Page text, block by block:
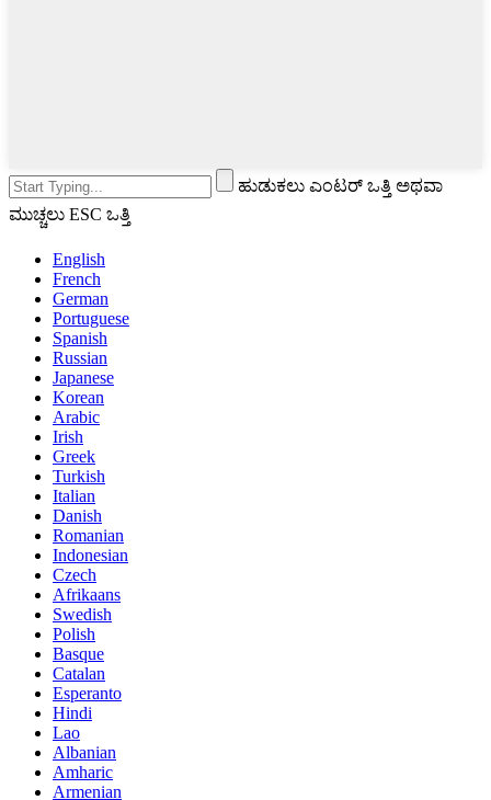
ಹುಡುಕಲು ಎಂಟರ್ ಒತ್ತಿ ಅಥವಾ
ಮುಚ್ಚಲು ESC ಒತ್ತಿ
English
French
German
Portuguese
Spanish
Russian
Japanese
Korean
Arabic
Irish
Greek
Turkish
Italian
Danish
Romanian
Indonesian
Czech
Afrikaans
Swedish
Polish
Basque
Catalan
Esperanto
Hindi
Lao
Albanian
Amharic
Armenian